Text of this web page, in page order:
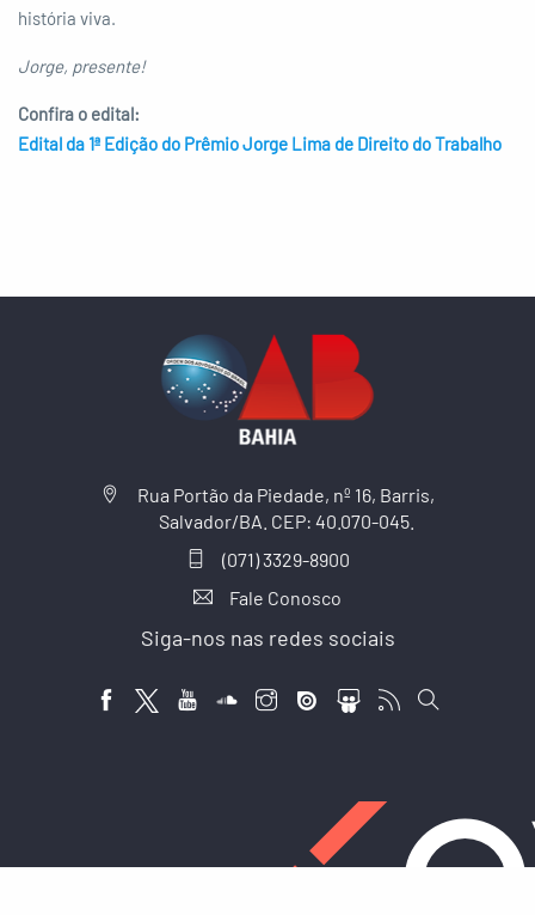
história viva.
Jorge, presente!
Confira o edital:
Edital da 1ª Edição do Prêmio Jorge Lima de Direito do Trabalho
Rua Portão da Piedade, nº 16, Barris,
Salvador/BA. CEP: 40.070-045.
(071) 3329-8900
Fale Conosco
Siga-nos nas redes sociais